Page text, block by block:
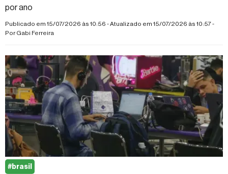
por ano
Publicado em 15/07/2026 às 10:56 - Atualizado em 15/07/2026 às 10:57 -
PorGabi Ferreira
#brasil